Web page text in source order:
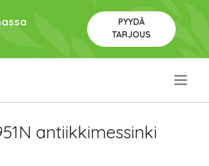
PYYDÄ
TARJOUS
antiikkimessinki